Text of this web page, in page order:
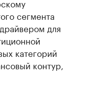
сегмента
для
категорий
контур,